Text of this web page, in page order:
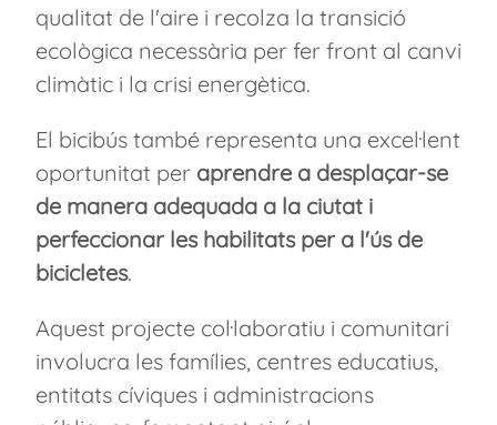
qualitat de l'aire i recolza la transició
ecològica necessària per fer front al canvi
climàtic i la crisi energètica.
El bicibús també representa una excel·lent
oportunitat per aprendre a desplaçar-se
de manera adequada a la ciutat i
perfeccionar les habilitats per a l'ús de
bicicletes.
Aquest projecte col·laboratiu i comunitari
involucra les famílies, centres educatius,
entitats cíviques i administracions